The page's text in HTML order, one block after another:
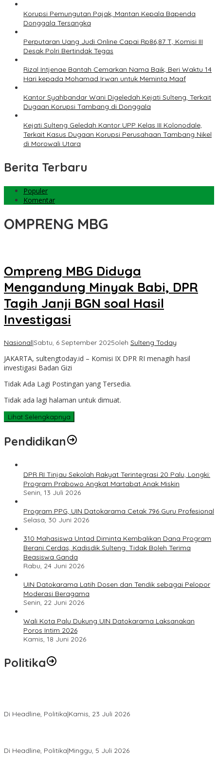
Korupsi Pemungutan Pajak, Mantan Kepala Bapenda
Donggala Tersangka
Perputaran Uang Judi Online Capai Rp86,87 T, Komisi III
Desak Polri Bertindak Tegas
Rizal Intjenae Bantah Cemarkan Nama Baik, Beri Waktu 14
Hari kepada Mohamad Irwan untuk Meminta Maaf
Kantor Syahbandar Wani Digeledah Kejati Sulteng, Terkait
Dugaan Korupsi Tambang di Donggala
Kejati Sulteng Geledah Kantor UPP Kelas III Kolonodale,
Terkait Kasus Dugaan Korupsi Perusahaan Tambang Nikel
di Morowali Utara
Berita Terbaru
Populer
Komentar
OMPRENG MBG
Ompreng MBG Diduga
Mengandung Minyak Babi, DPR
Tagih Janji BGN soal Hasil
Investigasi
Nasional|Sabtu, 6 September 2025oleh Sulteng Today
JAKARTA, sultengtoday.id – Komisi IX DPR RI menagih hasil
investigasi Badan Gizi
Tidak Ada Lagi Postingan yang Tersedia.
Tidak ada lagi halaman untuk dimuat.
Lihat Selengkapnya
Pendidikan
DPR RI Tinjau Sekolah Rakyat Terintegrasi 20 Palu, Longki:
Program Prabowo Angkat Martabat Anak Miskin
Senin, 13 Juli 2026
Program PPG, UIN Datokarama Cetak 796 Guru Profesional
Selasa, 30 Juni 2026
310 Mahasiswa Untad Diminta Kembalikan Dana Program
Berani Cerdas, Kadisdik Sulteng: Tidak Boleh Terima
Beasiswa Ganda
Rabu, 24 Juni 2026
UIN Datokarama Latih Dosen dan Tendik sebagai Pelopor
Moderasi Beragama
Senin, 22 Juni 2026
Wali Kota Palu Dukung UIN Datokarama Laksanakan
Poros Intim 2026
Kamis, 18 Juni 2026
Politika
Di Headline, Politika|Kamis, 23 Juli 2026
Di Headline, Politika|Minggu, 5 Juli 2026